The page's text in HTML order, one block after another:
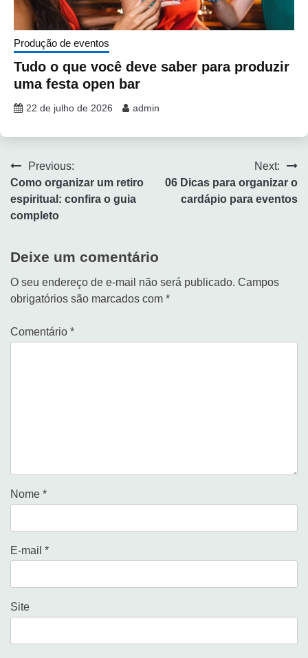
Produção de eventos
Tudo o que você deve saber para produzir
uma festa open bar
22 de julho de 2026 admin
Previous:
Como organizar um retiro
espiritual: confira o guia
completo
Next:
06 Dicas para organizar o
cardápio para eventos
Deixe um comentário
O seu endereço de e-mail não será publicado. Campos
obrigatórios são marcados com *
Comentário *
Nome *
E-mail *
Site